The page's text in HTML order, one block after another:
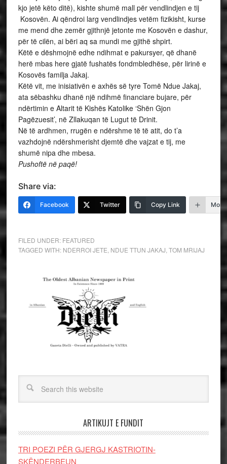
kjo jetë këto ditë), kishte shumë mall për vendlindjen e tij
Kosovën. Ai qëndroi larg vendlindjes vetëm fizikisht, kurse
me mend dhe zemër gjithnjë jetonte me Kosovën e dashur,
për të cilën, ai bëri aq sa mundi me gjithë shpirt.
Këtë e dëshmojnë edhe ndihmat e pakursyer, që dhanë
herë mbas here gjatë fushatës fondmbledhëse, për lirinë e
Kosovës familja Jakaj.
Këtë vit, me inisiativën e axhës së tyre Tomë Ndue Jakaj,
ata sëbashku dhanë një ndihmë financiare bujare, për
ndërtimin e Altarit të Kishës Katolike ‘Shën Gjon
Pagëzuesit’, në Zllakuqan të Lugut të Drinit.
Në të ardhmen, rrugën e ndërshme të të atit, do t’a
vazhdojnë ndërshmerisht djemtë dhe vajzat e tij, me
shumë nipa dhe mbesa.
Pushoftë në paqë!
Share via:
Facebook Twitter Copy Link More
FILED UNDER: FEATURED
TAGGED WITH: NDERROI JETE NDUE TTUN JAKAJ TOM MRIJAJ
ARTIKUJT E FUNDIT
TRI POEZI PËR GJERGJ KASTRIOTIN-
SKËNDERBEUN